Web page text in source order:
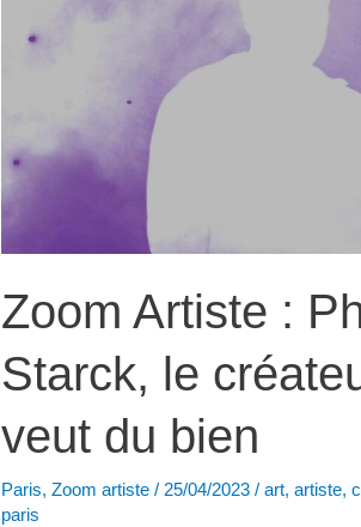
Zoom Artiste :
Starck, le
veut du bien
Paris, Zoom artiste / 25/04/2023 / art, artiste,
paris